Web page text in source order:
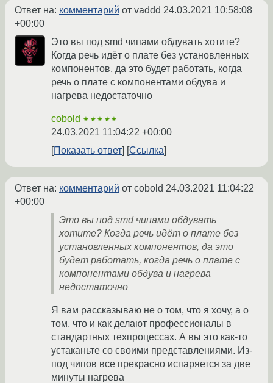
Ответ на: комментарий от vaddd 24.03.2021 10:58:08
+00:00
Это вы под smd чипами обдувать хотите?
Когда речь идёт о плате без установленных
компонентов, да это будет работать, когда
речь о плате с компонентами обдува и
нагрева недостаточно
cobold ★★★★★
24.03.2021 11:04:22 +00:00
Показать ответ
Ссылка
Ответ на: комментарий от cobold 24.03.2021 11:04:22
+00:00
Это вы под smd чипами обдувать
хотите? Когда речь идёт о плате без
установленных компонентов, да это
будет работать, когда речь о плате с
компонентами обдува и нагрева
недостаточно
Я вам рассказываю не о том, что я хочу, а о
том, что и как делают профессионалы в
стандартных техпроцессах. А вы это как-то
устаканьте со своими представлениями. Из-
под чипов все прекрасно испаряется за две
минуты нагрева